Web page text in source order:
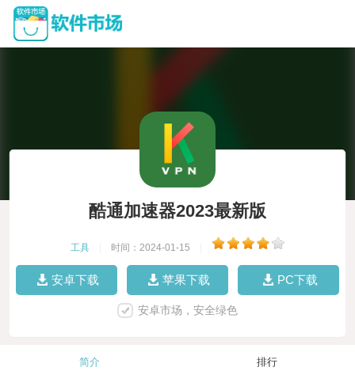
酷通加速器2023最新版
工具 时间：2024-01-15
安卓下载 苹果下载 PC下载
安卓市场，安全绿色
简介 排行